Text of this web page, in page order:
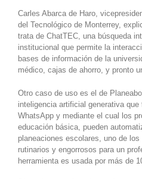
Carles Abarca de Haro,
del Tecnológico de Monterrey,
trata de ChatTEC, una búsqueda
institucional que permite la
bases de información de la
médico, cajas de ahorro, y pronto
Otro caso de uso es el de
inteligencia artificial generativa
WhatsApp y mediante el cual los
educación básica, pueden
planeaciones escolares, uno de
rutinarios y engorrosos para un
herramienta es usada por más de